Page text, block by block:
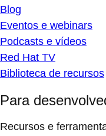
Blog
Eventos e webinars
Podcasts e vídeos
Red Hat TV
Biblioteca de recursos
Para
Recursos e